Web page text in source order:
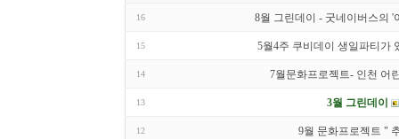
16 8월 그린데이 - 굿네이버스의 '
15 5월4주 쿠비데이 생일파티가
14 7월문화프로젝트- 인천 어
13 3월 그린데이
12 9월 문화프로젝트 "